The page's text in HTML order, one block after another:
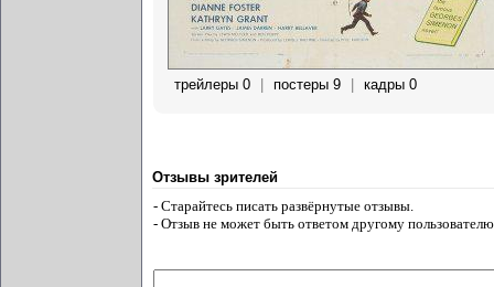
трейлеры 0 постеры 9 кадры 0
Отзывы зрителей
- Старайтесь писать развёрнутые отзывы.
- Отзыв не может быть ответом другому